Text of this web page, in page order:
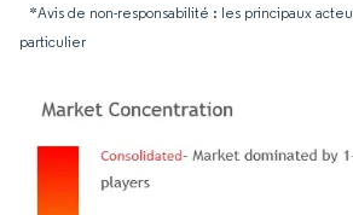
*Avis de non-responsabilité : les principaux
particulier